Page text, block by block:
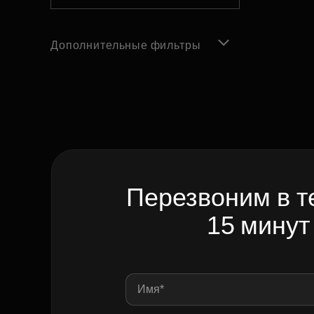
Дополнительные фильтры
Перезвоним в
15 минут